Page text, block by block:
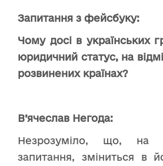
Запитання з фейсбуку:
Чому досі в українських
юридичний статус, на
розвинених країнах?
В’ячеслав Негода:
Незрозуміло, що, на
запитання, зміниться в